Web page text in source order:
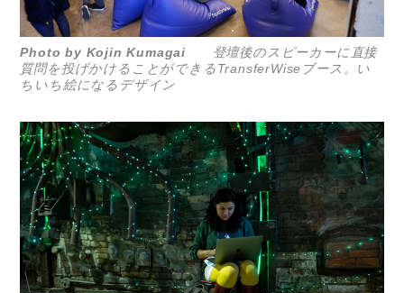
Photo by Kojin Kumagai 登壇後のスピーカーに直接
質問を投げかけることができるTransferWiseブース。い
ちいち絵になるデザイン